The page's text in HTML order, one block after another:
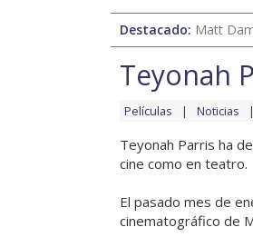
Destacado: Matt
Teyonah
Películas Noticias
Teyonah Parris ha
cine como en teatro.
El pasado mes de
cinematográfico de